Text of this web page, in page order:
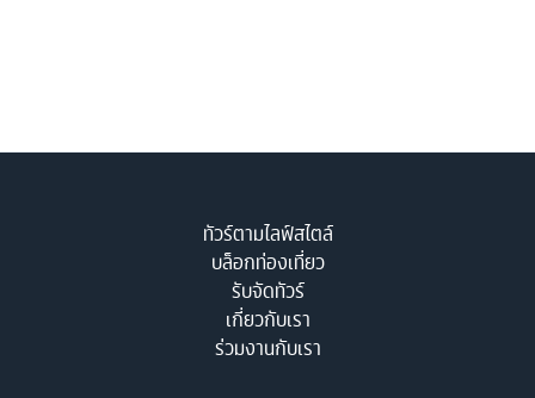
ทัวร์ตามไลฟ์สไตล์
บล็อกท่องเที่ยว
รับจัดทัวร์
เกี่ยวกับเรา
ร่วมงานกับเรา